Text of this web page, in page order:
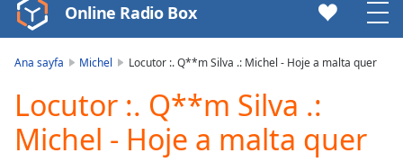
Video
Player
Play
Video
Play
Online Radio Box
Ana sayfa Michel Locutor :. Q**m Silva .: Michel - Hoje a malta quer
Locutor :. Q**m Silva .:
Michel - Hoje a malta quer